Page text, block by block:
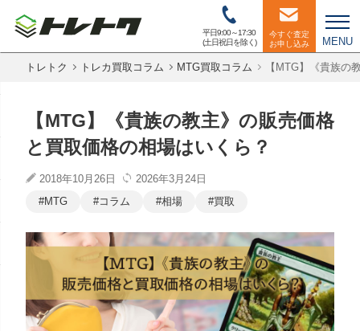
平日9:00～17:30
(土日祝日を除く)
今すぐ査定
お申し込み
MENU
トレトク トレカ買取コラム MTG買取コラム 【MTG】《貴族の
【MTG】《貴族の教主》の販売価格
と買取価格の相場はいくら？
2018年10月26日
2026年3月24日
MTG
コラム 相場 買取